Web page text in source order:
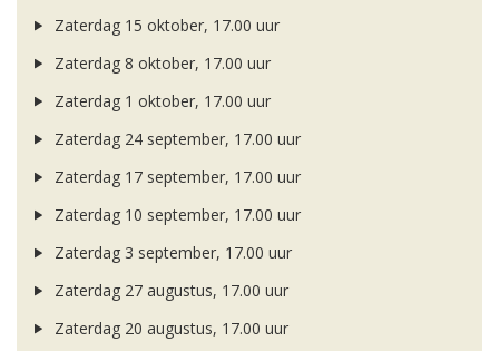
Zaterdag 15 oktober, 17.00 uur
Zaterdag 8 oktober, 17.00 uur
Zaterdag 1 oktober, 17.00 uur
Zaterdag 24 september, 17.00 uur
Zaterdag 17 september, 17.00 uur
Zaterdag 10 september, 17.00 uur
Zaterdag 3 september, 17.00 uur
Zaterdag 27 augustus, 17.00 uur
Zaterdag 20 augustus, 17.00 uur